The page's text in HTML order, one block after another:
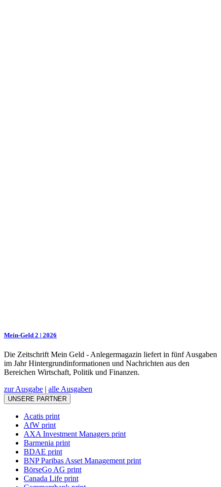
Mein-Geld 2 | 2026
Die Zeitschrift Mein Geld - Anlegermagazin liefert in fünf Ausgaben
im Jahr Hintergrundinformationen und Nachrichten aus den
Bereichen Wirtschaft, Politik und Finanzen.
zur Ausgabe | alle Ausgaben
UNSERE PARTNER
Acatis print
AfW print
AXA Investment Managers print
Barmenia print
BDAE print
BNP Paribas Asset Management print
BörseGo AG print
Canada Life print